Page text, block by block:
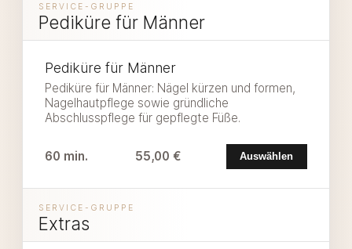
SERVICE-GRUPPE
Pediküre für Männer
Pediküre für Männer
Pediküre für Männer: Nägel kürzen und formen,
Nagelhautpflege sowie gründliche
Abschlusspflege für gepflegte Füße.
60 min. 55,00 € Auswählen
SERVICE-GRUPPE
Extras